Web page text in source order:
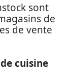
sont
de
de vente
cuisine